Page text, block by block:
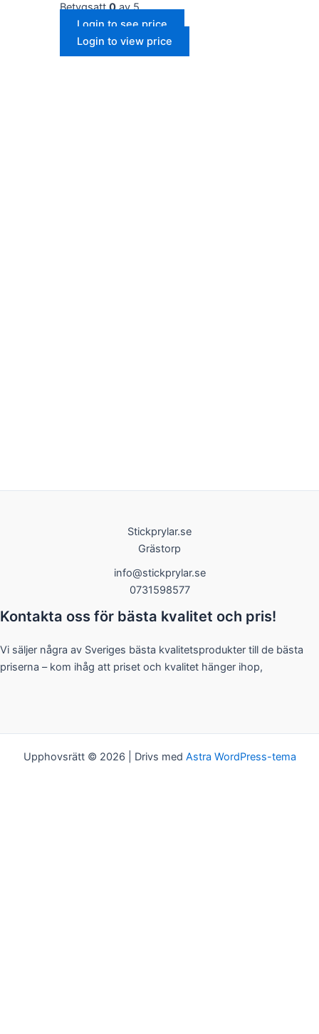
Betygsatt0av 5
Login to see price
Login to view price
Stickprylar.se
Grästorp
info@stickprylar.se
0731598577
Kontakta oss för bästa kvalitet och pris!
Vi säljer några av Sveriges bästa kvalitetsprodukter till de bästa
priserna – kom ihåg att priset och kvalitet hänger ihop,
Upphovsrätt © 2026 | Drivs med Astra WordPress-tema